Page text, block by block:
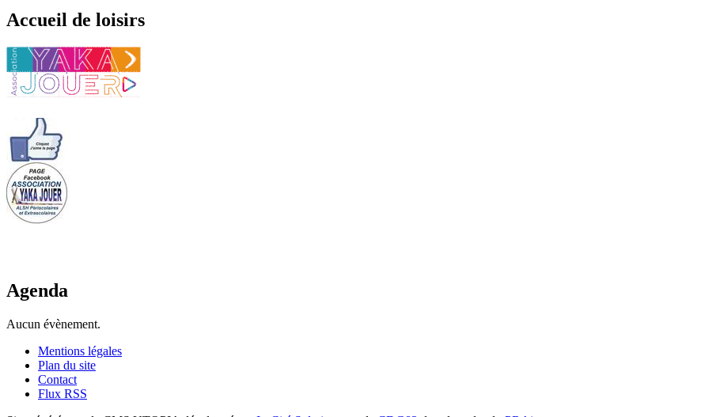
Accueil de loisirs
Agenda
Aucun évènement.
Mentions légales
Plan du site
Contact
Flux RSS